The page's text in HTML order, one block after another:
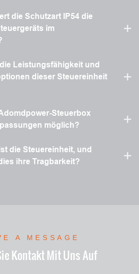
die Schutzart IP54 die
im
Leistungsfähigkeit und
dieser Steuereinheit
Steuerbox
möglich?
die Steuereinheit, und
ihre Tragbarkeit?
A MESSAGE
Kontakt Mit Uns Auf